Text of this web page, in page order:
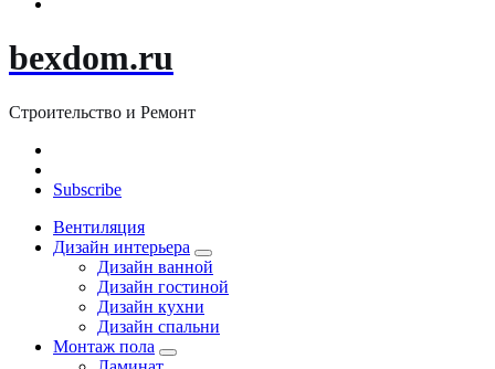
bexdom.ru
Строительство и Ремонт
Subscribe
Вентиляция
Дизайн интерьера
Дизайн ванной
Дизайн гостиной
Дизайн кухни
Дизайн спальни
Монтаж пола